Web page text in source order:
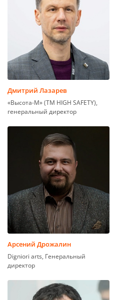
Дмитрий Лазарев
«Высота-М» (TM HIGH SAFETY),
генеральный директор
Арсений Дрожалин
Digniori arts, Генеральный
директор